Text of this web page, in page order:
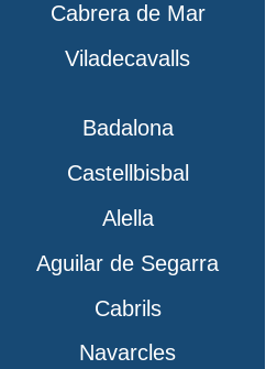
Cabrera de Mar
Viladecavalls
Badalona
Castellbisbal
Alella
Aguilar de Segarra
Cabrils
Navarcles